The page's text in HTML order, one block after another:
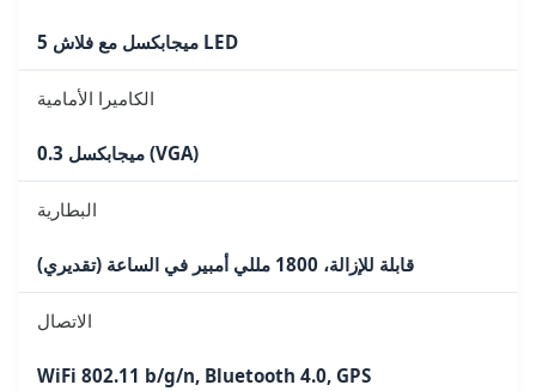
5 ميجابكسل مع فلاش LED
الكاميرا الأمامية
0.3 ميجابكسل (VGA)
البطارية
قابلة للإزالة، 1800 مللي أمبير في الساعة (تقديري)
الاتصال
WiFi 802.11 b/g/n, Bluetooth 4.0, GPS